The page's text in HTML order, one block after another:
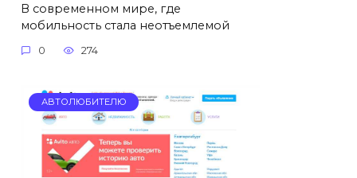
В современном мире, где
мобильность стала неотъемлемой
0 274
АВТОЛЮБИТЕЛЮ